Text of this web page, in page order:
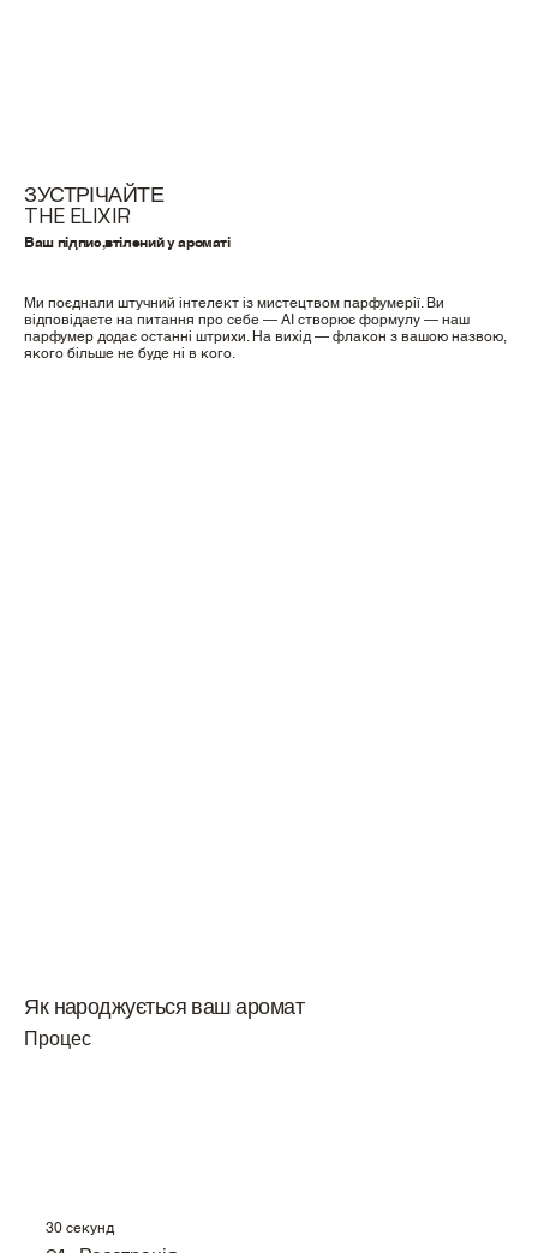
ЗУСТРІЧАЙТЕ
THE ELIXIR
Ваш підпис,втілений у ароматі
Ми поєднали штучний інтелект із мистецтвом парфумерії. Ви
відповідаєте на питання про себе — AI створює формулу — наш
парфумер додає останні штрихи. На вихід — флакон з вашою назвою,
якого більше не буде ні в кого.
Як народжується ваш аромат
Процес
30 секунд